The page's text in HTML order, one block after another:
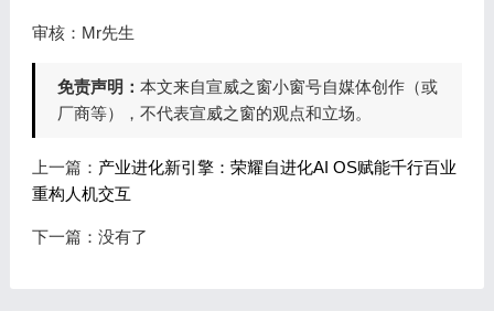
审核：Mr先生
免责声明： 本文来自宣威之窗小窗号自媒体创作（或
厂商等），不代表宣威之窗的观点和立场。
上一篇： 产业进化新引擎：荣耀自进化AI OS赋能千行百业
重构人机交互
下一篇：没有了